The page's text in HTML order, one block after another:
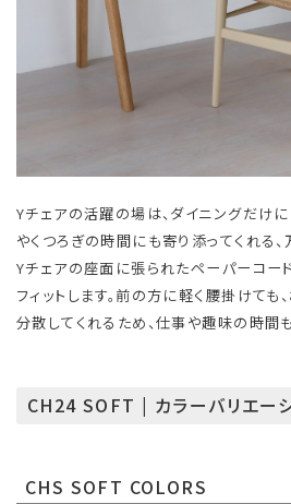
Yチェアの活躍の場は、ダイニングだけに
やくつろぎの時間にも寄り添ってくれる、
Yチェアの座面に張られたペーパーコー
フィットします。前の方に軽く腰掛けて
分散してくれるため、仕事や趣味の時間
CH24 SOFT | カラーバリエー
CHS SOFT COLORS